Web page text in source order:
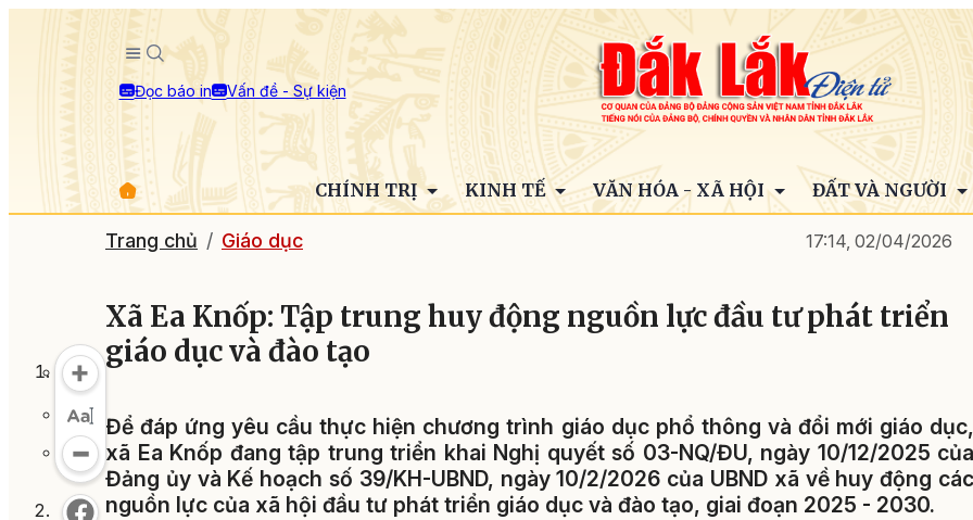
Đọc báo in Vấn đề - Sự kiện
CHÍNH TRỊ KINH TẾ VĂN HÓA - XÃ HỘI ĐẤT VÀ NGƯỜI
Trang chủ Giáo dục 17:14, 02/04/2026
Xã Ea Knốp: Tập trung huy động nguồn lực đầu tư phát triển
giáo dục và đào tạo
Để đáp ứng yêu cầu thực hiện chương trình giáo dục phổ thông và đổi mới giáo dục,
xã Ea Knốp đang tập trung triển khai Nghị quyết số 03-NQ/ĐU, ngày 10/12/2025 của
Đảng ủy và Kế hoạch số 39/KH-UBND, ngày 10/2/2026 của UBND xã về huy động các
nguồn lực của xã hội đầu tư phát triển giáo dục và đào tạo, giai đoạn 2025 - 2030.